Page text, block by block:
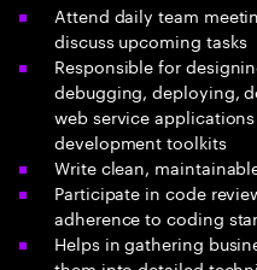
Attend daily team
discuss upcoming tasks
Responsible for
debugging, deploying,
web service
development toolkits
Write clean,
Participate in code
adherence to coding
Helps in gathering